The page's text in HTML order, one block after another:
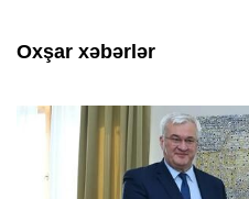
Oxşar xəbərlər